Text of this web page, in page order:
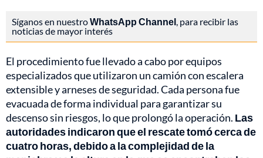
Síganos en nuestroWhatsApp Channel, para recibir las
noticias de mayor interés
El procedimiento fue llevado a cabo por equipos
especializados que utilizaron un camión con escalera
extensible y arneses de seguridad. Cada persona fue
evacuada de forma individual para garantizar su
descenso sin riesgos, lo que prolongó la operación. Las
autoridades indicaron que el rescate tomó cerca de
cuatro horas, debido a la complejidad de la